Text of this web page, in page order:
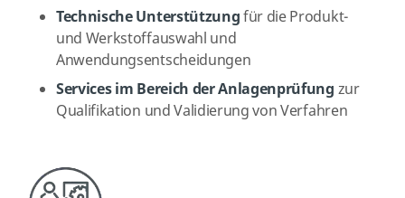
Technische Unterstützungfür die Produkt-
und Werkstoffauswahl und
Anwendungsentscheidungen
Services im Bereich der Anlagenprüfung zur
Qualifikation und Validierung von Verfahren